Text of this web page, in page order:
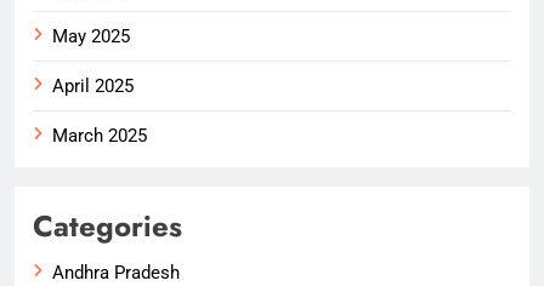
May 2025
April 2025
March 2025
Categories
Andhra Pradesh